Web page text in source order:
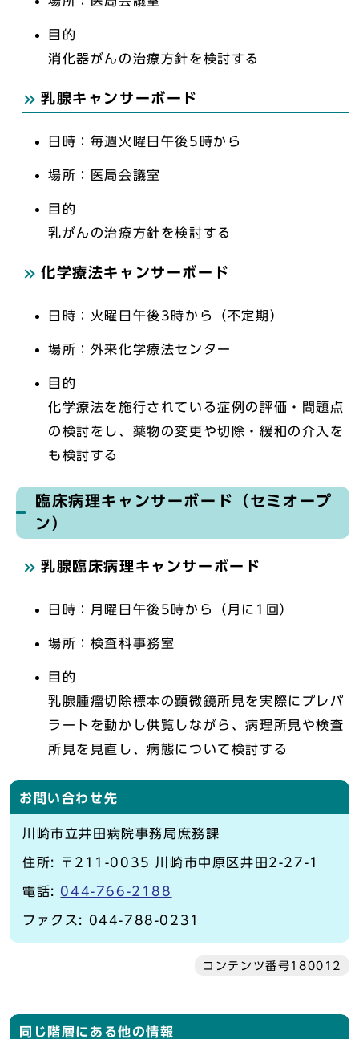
目的
消化器がんの治療方針を検討する
乳腺キャンサーボード
日時：毎週火曜日午後5時から
場所：医局会議室
目的
乳がんの治療方針を検討する
化学療法キャンサーボード
日時：火曜日午後3時から（不定期）
場所：外来化学療法センター
目的
化学療法を施行されている症例の評価・問題点
の検討をし、薬物の変更や切除・緩和の介入を
も検討する
臨床病理キャンサーボード（セミオープ
ン）
乳腺臨床病理キャンサーボード
日時：月曜日午後5時から（月に1回）
場所：検査科事務室
目的
乳腺腫瘤切除標本の顕微鏡所見を実際にプレパ
ラートを動かし供覧しながら、病理所見や検査
所見を見直し、病態について検討する
お問い合わせ先
川崎市立井田病院事務局庶務課
住所: 〒211-0035 川崎市中原区井田2-27-1
電話: 044-766-2188
ファクス: 044-788-0231
コンテンツ番号180012
同じ階層にある他の情報